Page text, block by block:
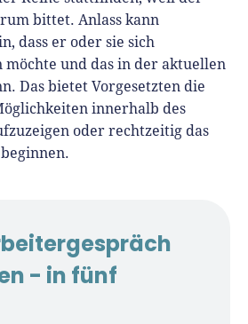
bittet. Anlass kann
dass er oder sie sich
und das in der aktuellen
Das bietet Vorgesetzten die
innerhalb des
oder rechtzeitig das
- in fünf